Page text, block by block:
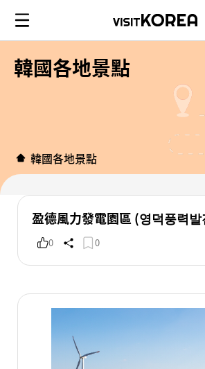
韓國各地景點
韓國各地景點
盈德風力發電園區 (영덕풍력
0 0